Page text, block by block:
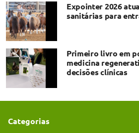
Expointer 2026
sanitárias para
Primeiro livro em
medicina
decisões clínicas
Categorias